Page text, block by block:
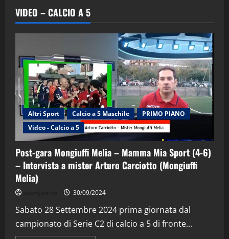
VIDEO – CALCIO A 5
Altri Sport Calcio a 5 Maschile
PRIMO PIANO
Video - Calcio a 5
Post-gara Mongiuffi Melia – Mamma Mia Sport (4-6)
– Intervista a mister Arturo Carciotto (Mongiuffi
Melia)
30/09/2024
Sabato 28 Settembre 2024 prima giornata dal
campionato di Serie C2 di calcio a 5 di fronte...
2
“SportEmpire” in Podcast: 29^ Puntata
(Martedi 28 Aprile 2026)
28/04/2026